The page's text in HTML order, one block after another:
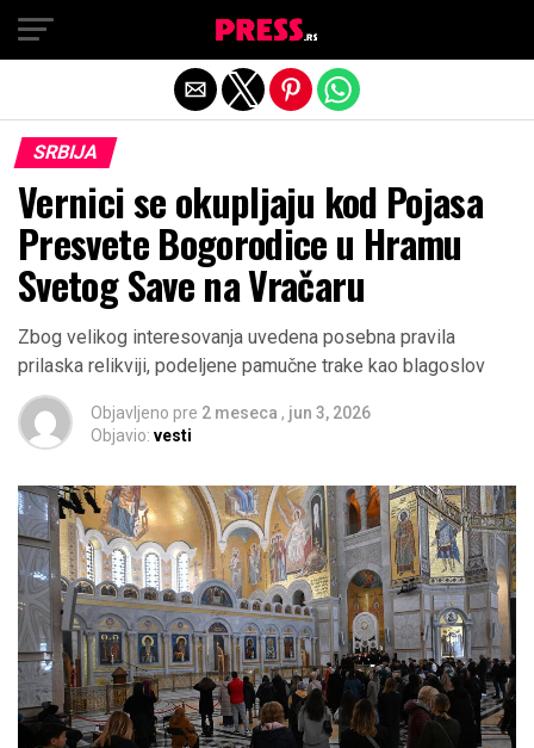
SRBIJA
Vernici se okupljaju kod Pojasa
Presvete Bogorodice u Hramu
Svetog Save na Vračaru
Zbog velikog interesovanja uvedena posebna pravila
prilaska relikviji, podeljene pamučne trake kao blagoslov
Objavljeno pre 2 meseca , jun 3, 2026
Objavio: vesti
Exit mobile version